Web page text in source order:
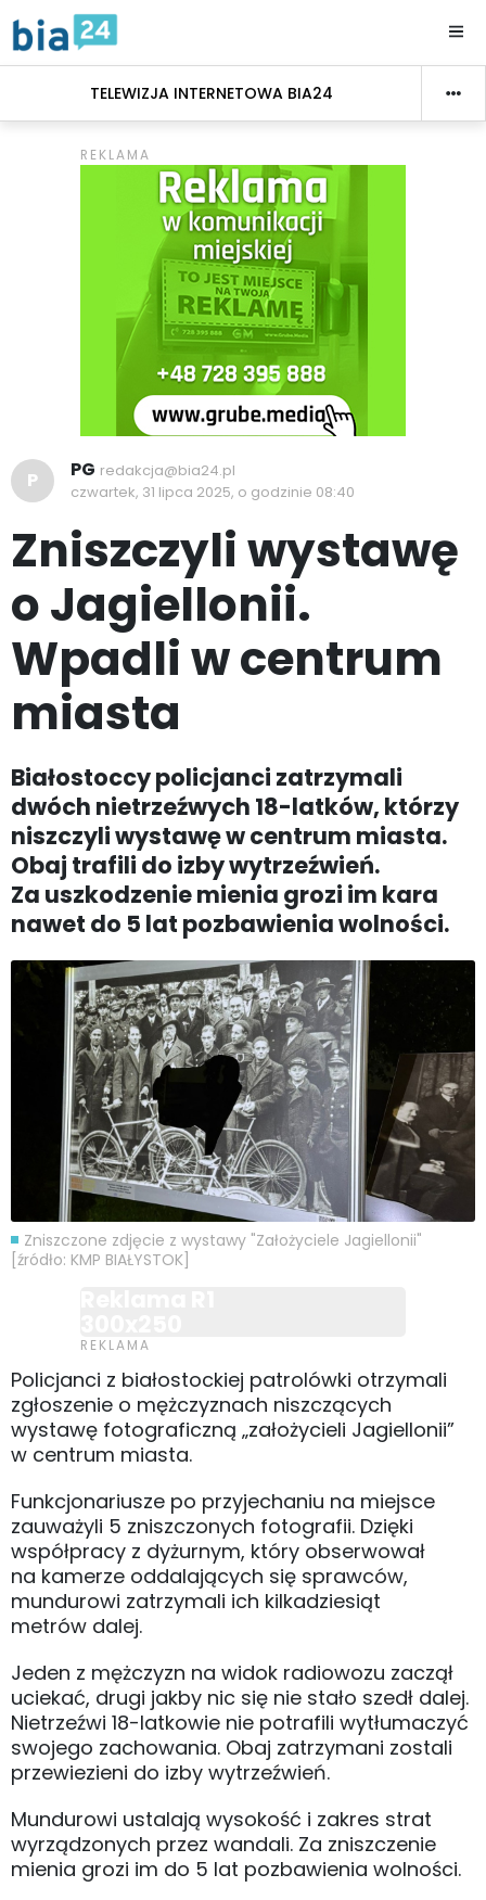
TELEWIZJA INTERNETOWA BIA24
P PG redakcja@bia24.pl
czwartek, 31 lipca 2025, o godzinie 08:40
Zniszczyli wystawę
o Jagiellonii.
Wpadli w centrum
miasta
Białostoccy policjanci zatrzymali
dwóch nietrzeźwych 18-latków, którzy
niszczyli wystawę w centrum miasta.
Obaj trafili do izby wytrzeźwień.
Za uszkodzenie mienia grozi im kara
nawet do 5 lat pozbawienia wolności.
Zniszczone zdjęcie z wystawy "Założyciele Jagiellonii"
[źródło: KMP BIAŁYSTOK]
Policjanci z białostockiej patrolówki otrzymali
zgłoszenie o mężczyznach niszczących
wystawę fotograficzną „założycieli Jagiellonii”
w centrum miasta.
Funkcjonariusze po przyjechaniu na miejsce
zauważyli 5 zniszczonych fotografii. Dzięki
współpracy z dyżurnym, który obserwował
na kamerze oddalających się sprawców,
mundurowi zatrzymali ich kilkadziesiąt
metrów dalej.
Jeden z mężczyzn na widok radiowozu zaczął
uciekać, drugi jakby nic się nie stało szedł dalej.
Nietrzeźwi 18-latkowie nie potrafili wytłumaczyć
swojego zachowania. Obaj zatrzymani zostali
przewiezieni do izby wytrzeźwień.
Mundurowi ustalają wysokość i zakres strat
wyrządzonych przez wandali. Za zniszczenie
mienia grozi im do 5 lat pozbawienia wolności.